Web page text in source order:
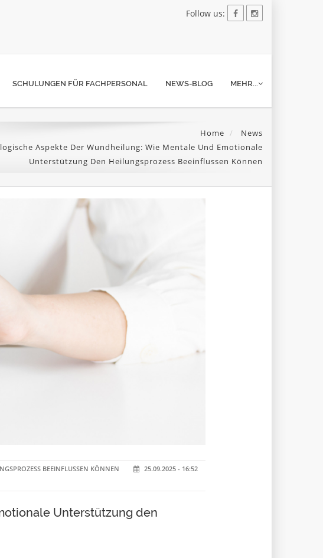
Follow us:
SCHULUNGEN FÜR FACHPERSONAL NEWS-BLOG MEHR...
Home
News
Aspekte Der Wundheilung: Wie Mentale Und Emotionale
Unterstützung Den Heilungsprozess Beeinflussen Können
BEEINFLUSSEN KÖNNEN
25.09.2025 - 16:52
Unterstützung den